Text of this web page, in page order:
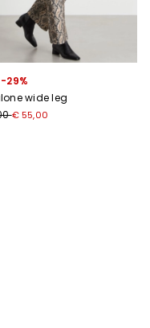
29%
wide leg
€ 55,00
wishlist